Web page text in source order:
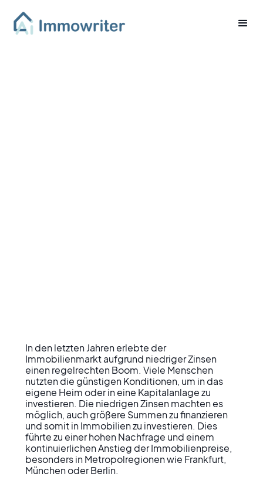
In den letzten Jahren erlebte der
Immobilienmarkt aufgrund niedriger Zinsen
einen regelrechten Boom. Viele Menschen
nutzten die günstigen Konditionen, um in das
eigene Heim oder in eine Kapitalanlage zu
investieren. Die niedrigen Zinsen machten es
möglich, auch größere Summen zu finanzieren
und somit in Immobilien zu investieren. Dies
führte zu einer hohen Nachfrage und einem
kontinuierlichen Anstieg der Immobilienpreise,
besonders in Metropolregionen wie Frankfurt,
München oder Berlin.